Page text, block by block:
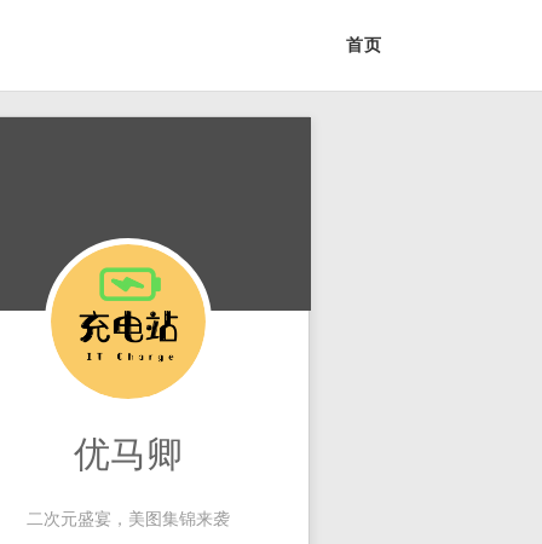
首页
优马卿
二次元盛宴，美图集锦来袭